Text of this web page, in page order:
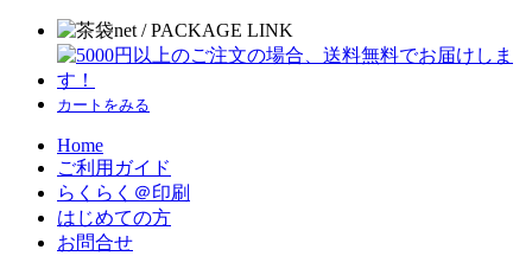
カートをみる
Home
ご利用ガイド
らくらく＠印刷
はじめての方
お問合せ